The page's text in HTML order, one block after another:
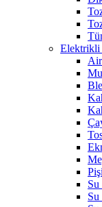
Elektrikli
Su